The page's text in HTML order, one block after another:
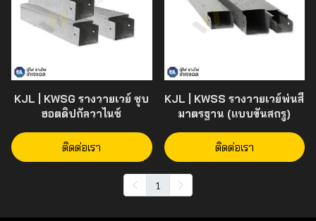
KJL | KWSG รางวายเวย์ ชุบ
ฮอตดิปกัลวาไนซ์
ติดต่อเรา
KJL | KWSS รางวายเวย์พ่นสี
มาตรฐาน (แบบขันสกรู)
ติดต่อเรา
1